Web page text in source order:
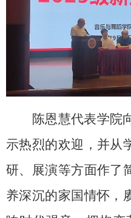
陈恩慧代表学院
示热烈的欢迎，并从
研、展演等方面作了
养深沉的家国情怀，